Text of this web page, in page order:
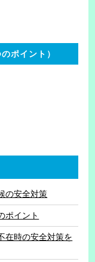
ポイント）
の安全対策
ポイント
在時の安全対策を